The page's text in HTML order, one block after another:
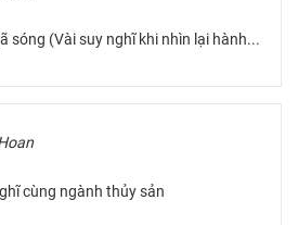
sóng (Vài suy nghĩ khi nhìn lại hành...
cùng ngành thủy sản